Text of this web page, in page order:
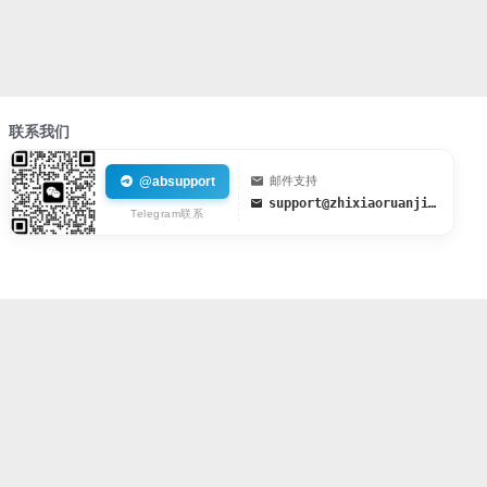
联系我们
@absupport
Telegram联系
邮件支持
support@zhixiaoruanjian.org